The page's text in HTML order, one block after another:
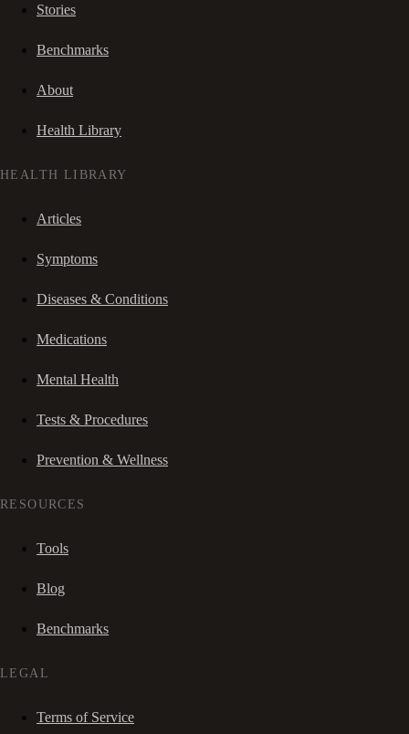
Stories
Benchmarks
About
Health Library
HEALTH LIBRARY
Articles
Symptoms
Diseases & Conditions
Medications
Mental Health
Tests & Procedures
Prevention & Wellness
RESOURCES
Tools
Blog
Benchmarks
LEGAL
Terms of Service